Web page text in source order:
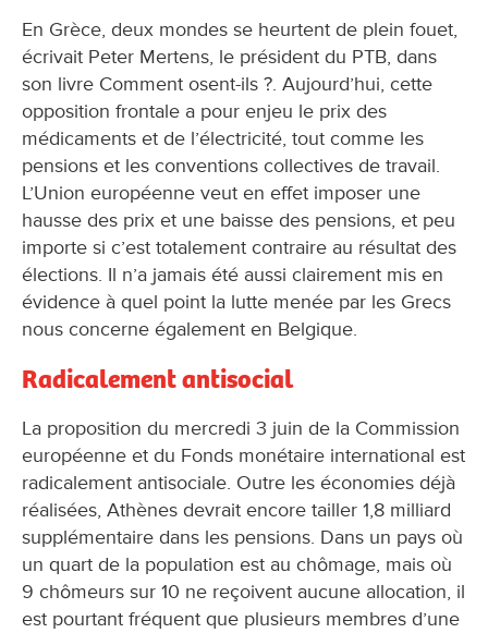
En Grèce, deux mondes se heurtent de plein fouet,
écrivait Peter Mertens, le président du PTB, dans
son livre Comment osent-ils ?. Aujourd’hui, cette
opposition frontale a pour enjeu le prix des
médicaments et de l’électricité, tout comme les
pensions et les conventions collectives de travail.
L’Union européenne veut en effet imposer une
hausse des prix et une baisse des pensions, et peu
importe si c’est totalement contraire au résultat des
élections. Il n’a jamais été aussi clairement mis en
évidence à quel point la lutte menée par les Grecs
nous concerne également en Belgique.
Radicalement antisocial
La proposition du mercredi 3 juin de la Commission
européenne et du Fonds monétaire international est
radicalement antisociale. Outre les économies déjà
réalisées, Athènes devrait encore tailler 1,8 milliard
supplémentaire dans les pensions. Dans un pays où
un quart de la population est au chômage, mais où
9 chômeurs sur 10 ne reçoivent aucune allocation, il
est pourtant fréquent que plusieurs membres d’une